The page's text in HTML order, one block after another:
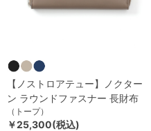
【ノストロアテュー】ノクター
ン ラウンドファスナー 長財布
（トープ）
￥25,300(税込)